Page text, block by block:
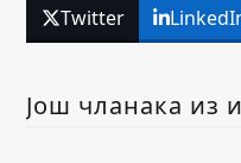
Twitter
Још чланака из